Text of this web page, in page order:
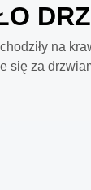
na
się za